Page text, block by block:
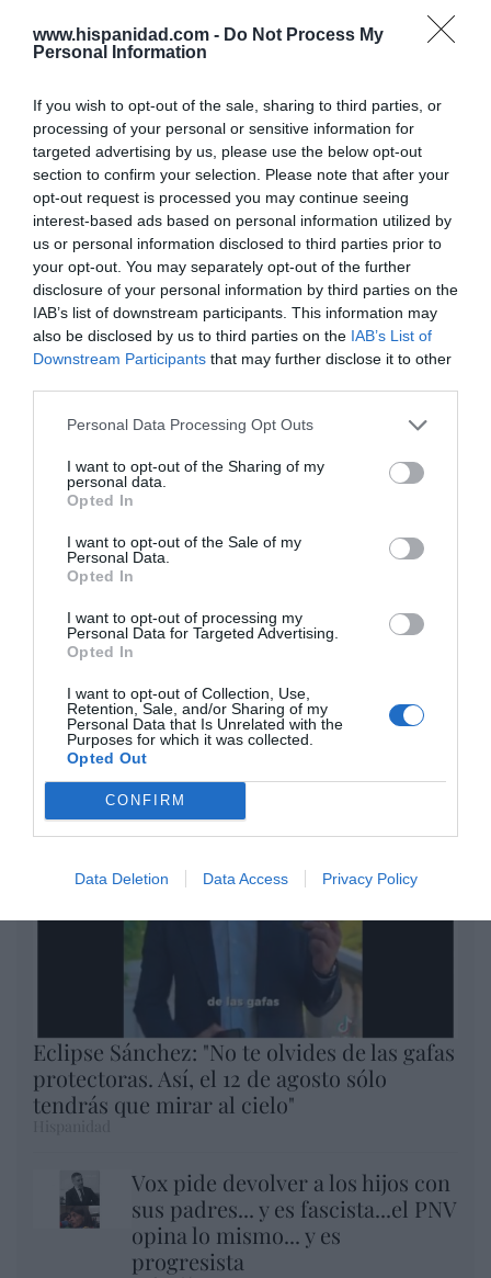
www.hispanidad.com - Do Not Process My
Personal Information
If you wish to opt-out of the sale, sharing to third parties, or
processing of your personal or sensitive information for
targeted advertising by us, please use the below opt-out
section to confirm your selection. Please note that after your
opt-out request is processed you may continue seeing
interest-based ads based on personal information utilized by
us or personal information disclosed to third parties prior to
your opt-out. You may separately opt-out of the further
disclosure of your personal information by third parties on the
IAB’s list of downstream participants. This information may
also be disclosed by us to third parties on the IAB’s List of
Downstream Participants that may further disclose it to other
Personal Data Processing Opt Outs
I want to opt-out of the Sharing of my
personal data.
Opted In
I want to opt-out of the Sale of my
Personal Data.
Opted In
I want to opt-out of processing my
Personal Data for Targeted Advertising.
Opted In
I want to opt-out of Collection, Use,
Retention, Sale, and/or Sharing of my
Personal Data that Is Unrelated with the
Purposes for which it was collected.
Opted Out
CONFIRM
Data Deletion Data Access Privacy Policy
Opinión
por Eulogio López
Nokia, Ericsson... Huawei: lo que importan
son las patentes
Isabel Pantoja pierde dos pleitos
con Hacienda por 700.000
euros... suma y sigue
Eulogio López
El IBEX 35 cerró la sesión del
miércoles en los 20.057 puntos,
un nuevo récord
Eulogio López
Argumentos
Eclipse Sánchez: "No te olvides de las gafas
protectoras. Así, el 12 de agosto sólo
tendrás que mirar al cielo"
Vox pide devolver a los hijos con
sus padres... y es fascista...el PNV
opina lo mismo... y es
progresista